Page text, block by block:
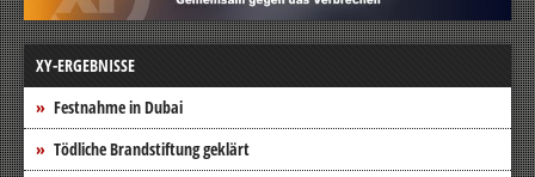
XY-ERGEBNISSE
Festnahme in Dubai
Tödliche Brandstiftung geklärt